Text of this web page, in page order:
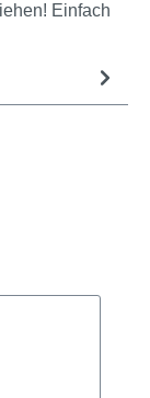
Einfach